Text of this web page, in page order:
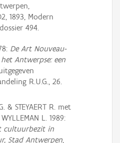
1893, Modern
494.
De Art Nouveau-
Antwerpse: een
R.U.G., 26.
& STEYAERT R. met
L. 1989:
cultuurbezit in
Stad Antwerpen,